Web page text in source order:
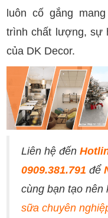
luôn cố gắng
trình chất lượng, sự
của DK Decor.
Liên hệ đến
0909.381.791 để
cùng bạn tạo
sữa chuyên